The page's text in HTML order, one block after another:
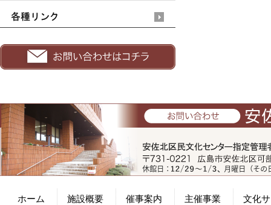
ホーム 施設概要 催事案内 主催事業
文化